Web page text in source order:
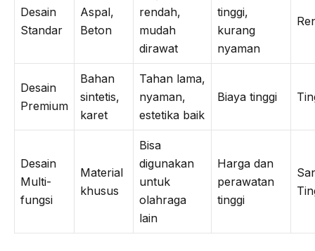
Desain
Standar
Aspal,
Beton
rendah,
mudah
dirawat
tinggi,
kurang
nyaman
Desain
Premium
Bahan
sintetis,
karet
Tahan lama,
nyaman,
estetika baik
Biaya tinggi
Desain
Multi-
fungsi
Material
khusus
Bisa
digunakan
untuk
olahraga
lain
Harga dan
perawatan
tinggi